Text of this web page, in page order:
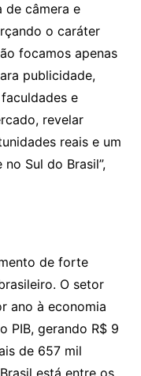
de câmera e
o caráter
focamos apenas
publicidade,
e
revelar
reais e um
Sul do Brasil”,
de forte
O setor
ano à economia
PIB, gerando R$ 9
de 657 mil